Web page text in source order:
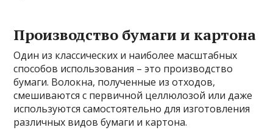
Производство бумаги и картона
Один из классических и наиболее масштабных
способов использования – это производство
бумаги. Волокна, полученные из отходов,
смешиваются с первичной целлюлозой или даже
используются самостоятельно для изготовления
различных видов бумаги и картона.